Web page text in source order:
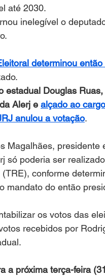
até 2030.
inelegível o
determinou
estadual Douglas
Alerj e alçado ao
anulou a votação.
Magalhães, presidente
só poderia ser
conforme
mandato do então
os votos das
recebidos por
a próxima terça-feira